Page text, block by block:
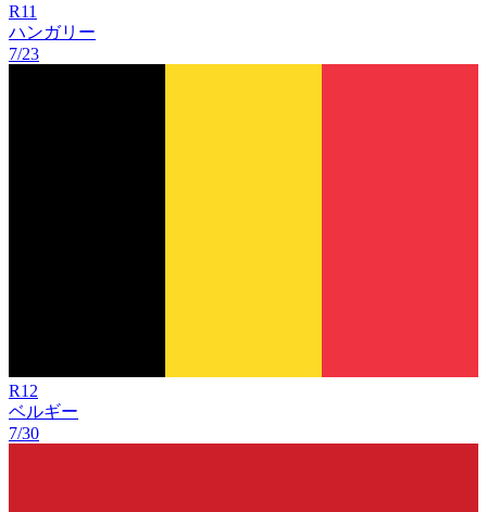
R11
ハンガリー
7/23
R12
ベルギー
7/30